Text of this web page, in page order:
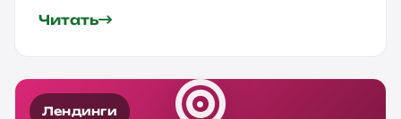
Читать
Лендинги